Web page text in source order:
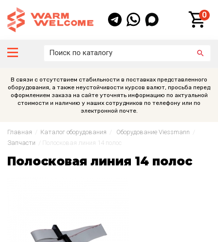
0
В связи с отсутствием стабильности в поставках представленного
оборудования, а также неустойчивости курсов валют, просьба перед
оформлением заказа на сайте уточнять информацию по актуальной
стоимости и наличию у наших сотрудников по телефону или по
электронной почте.
Главная Каталог оборудования Оборудование Viessmann
Запчасти
Полосковая линия 14 полос
Полосковая линия 14 полос